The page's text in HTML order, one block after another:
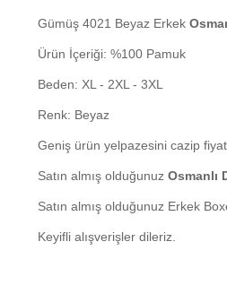
Gümüş 4021 Beyaz Erkek
Ürün İçeriği: %100 Pamuk
Beden: XL - 2XL - 3XL
Renk: Beyaz
Geniş ürün yelpazesini cazip
Satın almış olduğunuz Osmanlı
Satın almış olduğunuz Erkek
Keyifli alışverişler dileriz.